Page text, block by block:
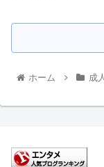
ホーム 成